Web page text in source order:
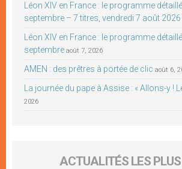
Léon XIV en France : le programme
septembre – 7 titres, vendredi 7 août 2026
Léon XIV en France : le programme
septembre août 7, 2026
AMEN : des prêtres à portée de clic août 6,
La journée du pape à Assise : « Allons-y !
2026
ACTUALITÉS LES